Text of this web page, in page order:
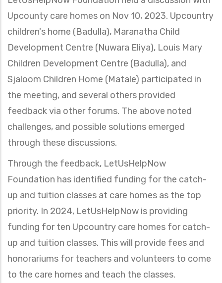
Upcounty care homes on Nov 10, 2023. Upcountry
children's home (Badulla), Maranatha Child
Development Centre (Nuwara Eliya), Louis Mary
Children Development Centre (Badulla), and
Sjaloom Children Home (Matale) participated in
the meeting, and several others provided
feedback via other forums. The above noted
challenges, and possible solutions emerged
through these discussions.
Through the feedback, LetUsHelpNow
Foundation has identified funding for the catch-
up and tuition classes at care homes as the top
priority. In 2024, LetUsHelpNow is providing
funding for ten Upcountry care homes for catch-
up and tuition classes. This will provide fees and
honorariums for teachers and volunteers to come
to the care homes and teach the classes.